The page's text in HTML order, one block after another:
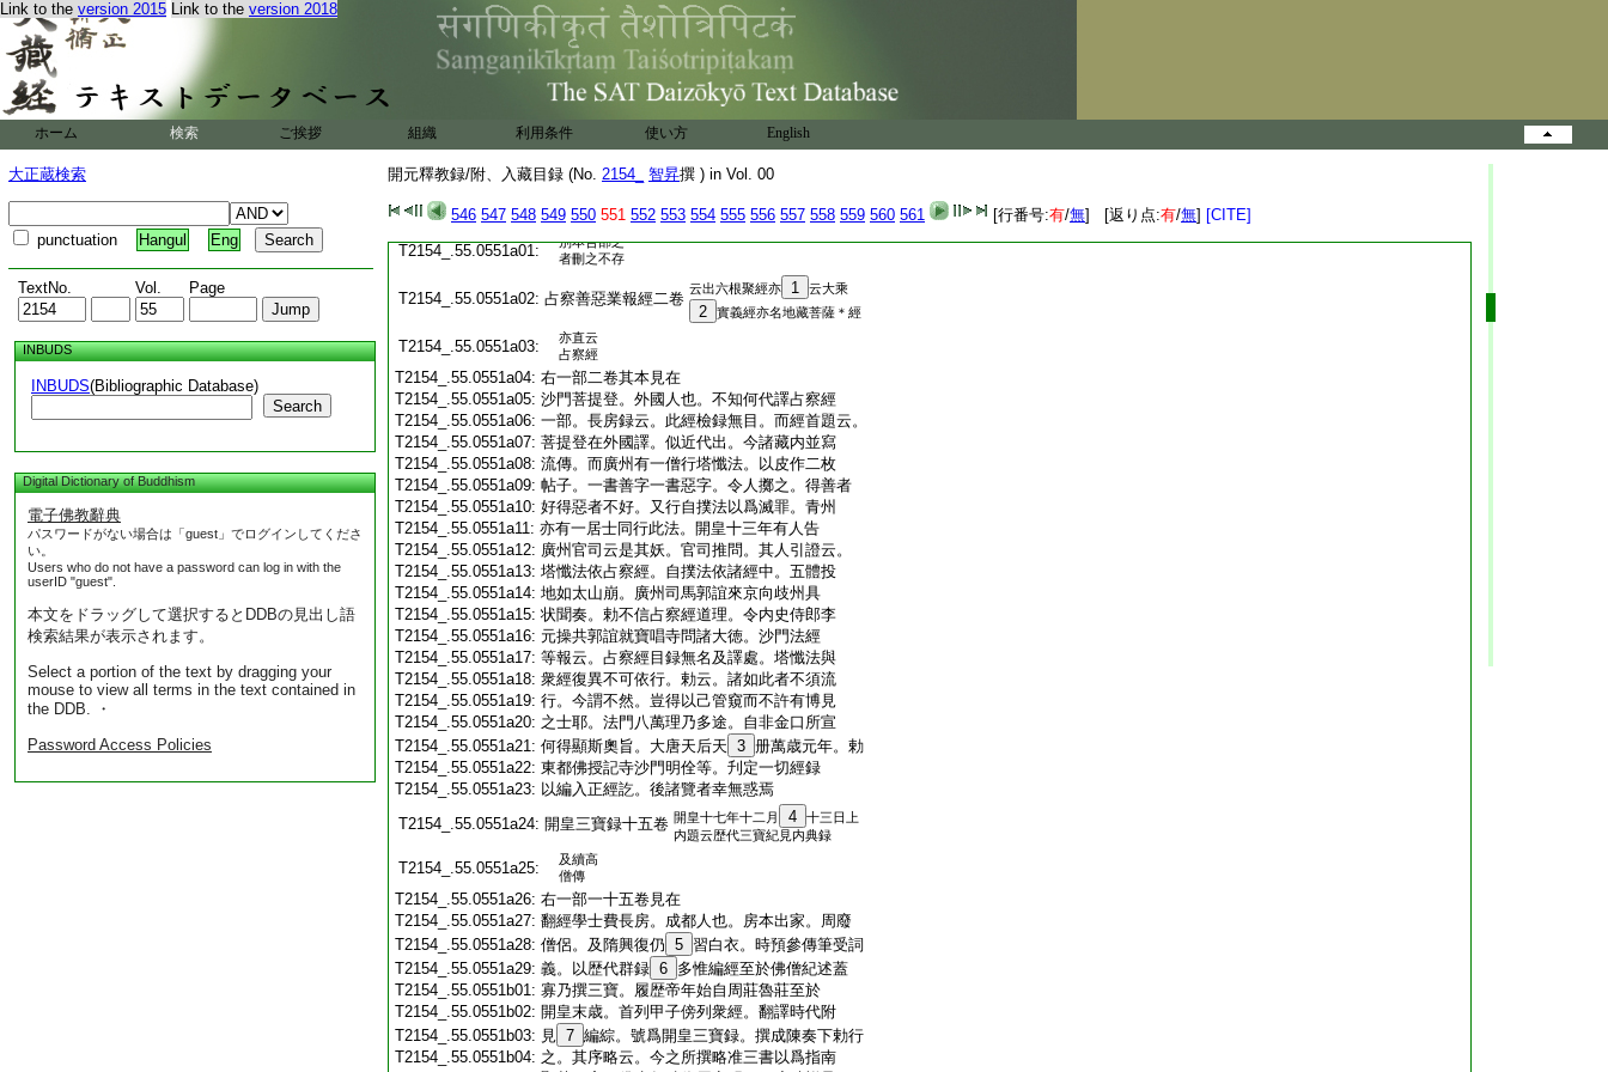
Link to the version 2015 Link to the version 2018
ホーム 検索 ご挨拶 組織 利用条件 使い方 English
大正蔵検索
punctuation Hangul Eng
TextNo. Vol. Page
INBUDS
INBUDS(Bibliographic Database)
Search
Digital Dictionary of Buddhism
電子佛教辭典
パスワードがない場合は「guest」でログインしてくださ
い。
Users who do not have a password can log in with the
userID "guest".
本文をドラッグして選択するとDDBの見出し語
検索結果が表示されます。
Select a portion of the text by dragging your
mouse to view all terms in the text contained in
the DDB. ・
Password Access Policies
開元釋教録/附、入藏目録 (No. 2154_ 智昇撰 ) in Vol. 00
546 547 548 549 550 551 552 553 554 555 556 557 558 559 560 561 [行番号:有/無] [返り点:有/無] [CITE]
T2154_.55.0550c24: 朝稱藏
18 二品分爲五卷
梁時眞諦
分別品業障滅品
T2154_.55.0550c25:
陀羅尼最淨地品依空滿願品通
前十八成二十
19 四分成七卷
隋代志徳
累 前後所出。共二十四品分爲八卷。沙門彦
T2154_.55.0550c27:琮重覆勘校品部究足。始自于斯文號經王。
T2154_.55.0550c28: 義稱深妙願言幽顯。頂 20 戴護持
T2154_.55.0550c29:
准中有差舛如後大乘録及刪繁録中具述故此録中存其
T2154_.55.0551a01:
別本合部之
者刪之不存
T2154_.55.0551a02: 占察善惡業報經二卷
云出六根聚經亦 1 云大乘
2 實義經亦名地藏菩薩＊經
T2154_.55.0551a03:
亦直云
占察經
T2154_.55.0551a04: 右一部二卷其本見在
T2154_.55.0551a05: 沙門菩提登。外國人也。不知何代譯占察經
T2154_.55.0551a06: 一部。長房録云。此經檢録無目。而經首題云。
T2154_.55.0551a07: 菩提登在外國譯。似近代出。今諸藏内並寫
T2154_.55.0551a08: 流傳。而廣州有一僧行塔懺法。以皮作二枚
T2154_.55.0551a09: 帖子。一書善字一書惡字。令人擲之。得善者
T2154_.55.0551a10: 好得惡者不好。又行自撲法以爲滅罪。青州
T2154_.55.0551a11: 亦有一居士同行此法。開皇十三年有人告
T2154_.55.0551a12: 廣州官司云是其妖。官司推問。其人引證云。
T2154_.55.0551a13: 塔懺法依占察經。自撲法依諸經中。五體投
T2154_.55.0551a14: 地如太山崩。廣州司馬郭誼來京向歧州具
T2154_.55.0551a15: 状聞奏。勅不信占察經道理。令内史侍郎李
T2154_.55.0551a16: 元操共郭誼就寶唱寺問諸大徳。沙門法經
T2154_.55.0551a17: 等報云。占察經目録無名及譯處。塔懺法與
T2154_.55.0551a18: 衆經復異不可依行。勅云。諸如此者不須流
T2154_.55.0551a19: 行。今謂不然。豈得以己管窺而不許有博見
T2154_.55.0551a20: 之士耶。法門八萬理乃多途。自非金口所宣
T2154_.55.0551a21: 何得顯斯奧旨。大唐天后天 3 册萬歳元年。勅
T2154_.55.0551a22: 東都佛授記寺沙門明佺等。刋定一切經録
T2154_.55.0551a23: 以編入正經訖。後諸覽者幸無惑焉
T2154_.55.0551a24: 開皇三寶録十五卷 開皇十七年十二月 4
十三日上
内題云歴代三寶紀見内典録
T2154_.55.0551a25:
及續高
僧傳
T2154_.55.0551a26: 右一部一十五卷見在
T2154_.55.0551a27: 翻經學士費長房。成都人也。房本出家。周廢
T2154_.55.0551a28: 僧侶。及隋興復仍 5 習白衣。時預參傳筆受詞
T2154_.55.0551a29: 義。以歴代群録 6 多惟編經至於佛僧紀述蓋
T2154_.55.0551b01: 寡乃撰三寶。履歴帝年始自周莊魯莊至於
T2154_.55.0551b02: 開皇末歳。首列甲子傍列衆經。翻譯時代附
T2154_.55.0551b03: 見 7 編綜。號爲開皇三寶録。撰成陳奏下勅行
T2154_.55.0551b04: 之。其序略云。今之所撰略准三書以爲指南